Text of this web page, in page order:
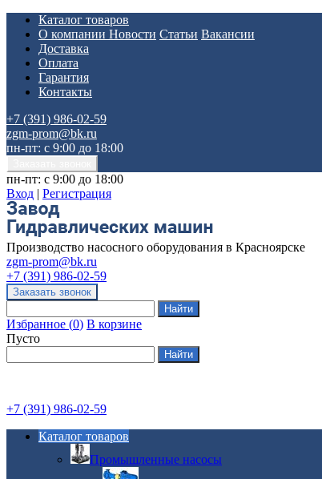
Каталог товаров
О компании Новости Статьи Вакансии
Доставка
Оплата
Гарантия
Контакты
+7 (391) 986-02-59
zgm-prom@bk.ru
пн-пт: с 9:00 до 18:00
пн-пт: с 9:00 до 18:00
Вход | Регистрация
Производство насосного оборудования в Красноярске
zgm-prom@bk.ru
+7 (391) 986-02-59
Избранное (0) В корзине
Пусто
+7 (391) 986-02-59
Каталог товаров
Промышленные насосы